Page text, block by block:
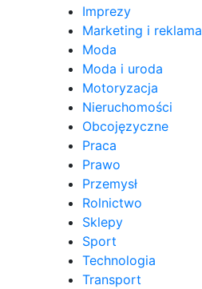
Imprezy
Marketing i reklama
Moda
Moda i uroda
Motoryzacja
Nieruchomości
Obcojęzyczne
Praca
Prawo
Przemysł
Rolnictwo
Sklepy
Sport
Technologia
Transport